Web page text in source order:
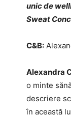
unic de
Sweat
C&B:
Alexandra
o minte
descriere
în această